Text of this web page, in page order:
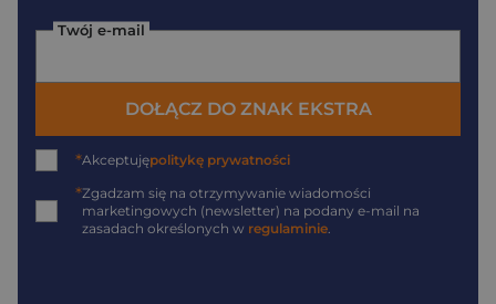
Twój e-mail
DOŁĄCZ DO ZNAK EKSTRA
*Akceptujępolitykę prywatności
*Zgadzam się na otrzymywanie wiadomości
marketingowych (newsletter) na podany e-mail na
zasadach określonych w regulaminie